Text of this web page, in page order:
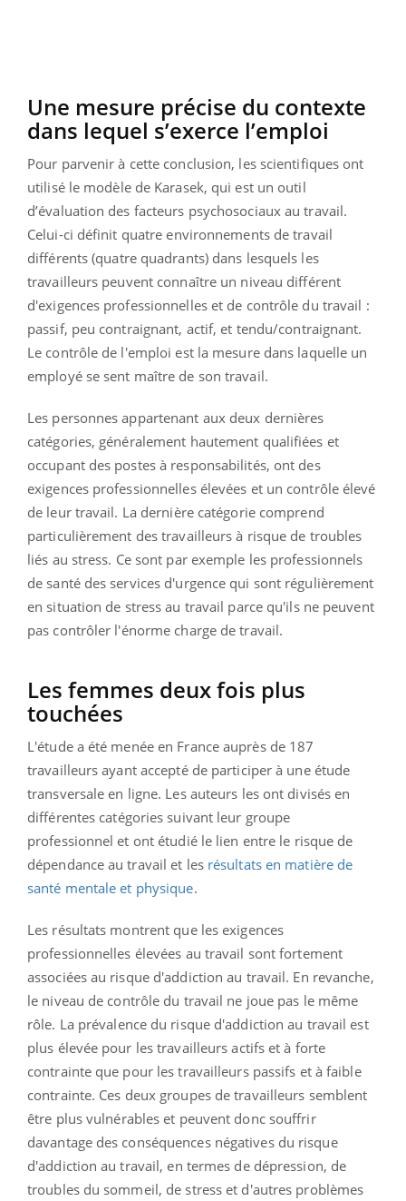
Une mesure précise du contexte
dans lequel s’exerce l’emploi
Pour parvenir à cette conclusion, les scientifiques ont
utilisé le modèle de Karasek, qui est un outil
d’évaluation des facteurs psychosociaux au travail.
Celui-ci définit quatre environnements de travail
différents (quatre quadrants) dans lesquels les
travailleurs peuvent connaître un niveau différent
d'exigences professionnelles et de contrôle du travail :
passif, peu contraignant, actif, et tendu/contraignant.
Le contrôle de l'emploi est la mesure dans laquelle un
employé se sent maître de son travail.
Les personnes appartenant aux deux dernières
catégories, généralement hautement qualifiées et
occupant des postes à responsabilités, ont des
exigences professionnelles élevées et un contrôle élevé
de leur travail. La dernière catégorie comprend
particulièrement des travailleurs à risque de troubles
liés au stress. Ce sont par exemple les professionnels
de santé des services d'urgence qui sont régulièrement
en situation de stress au travail parce qu'ils ne peuvent
pas contrôler l'énorme charge de travail.
Les femmes deux fois plus
touchées
L'étude a été menée en France auprès de 187
travailleurs ayant accepté de participer à une étude
transversale en ligne. Les auteurs les ont divisés en
différentes catégories suivant leur groupe
professionnel et ont étudié le lien entre le risque de
dépendance au travail et les résultats en matière de
santé mentale et physique.
Les résultats montrent que les exigences
professionnelles élevées au travail sont fortement
associées au risque d'addiction au travail. En revanche,
le niveau de contrôle du travail ne joue pas le même
rôle. La prévalence du risque d'addiction au travail est
plus élevée pour les travailleurs actifs et à forte
contrainte que pour les travailleurs passifs et à faible
contrainte. Ces deux groupes de travailleurs semblent
être plus vulnérables et peuvent donc souffrir
davantage des conséquences négatives du risque
d'addiction au travail, en termes de dépression, de
troubles du sommeil, de stress et d'autres problèmes